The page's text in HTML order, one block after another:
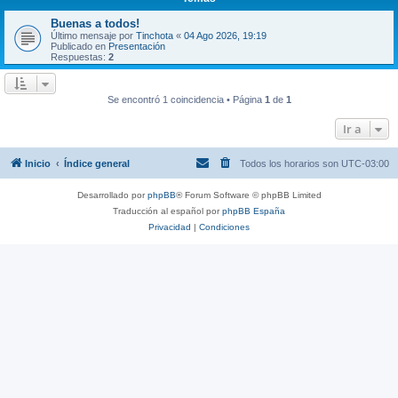
Buenas a todos!
Último mensaje por Tinchota « 04 Ago 2026, 19:19
Publicado en Presentación
Respuestas: 2
Se encontró 1 coincidencia • Página 1 de 1
Ir a
Inicio Índice general Todos los horarios son UTC-03:00
Desarrollado porphpBB® Forum Software © phpBB Limited
Traducción al español porphpBB España
Privacidad | Condiciones